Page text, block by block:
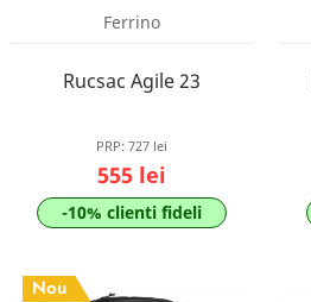
Ferrino
Rucsac Agile 23
PRP: 727 lei
555 lei
-10% clienti fideli
Nou